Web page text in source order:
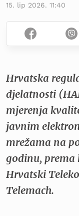
15. lip 2026. 11:40
Hrvatska
djelatnosti
mjerenja
javnim
mrežama na
godinu,
Hrvatski
Telemach.